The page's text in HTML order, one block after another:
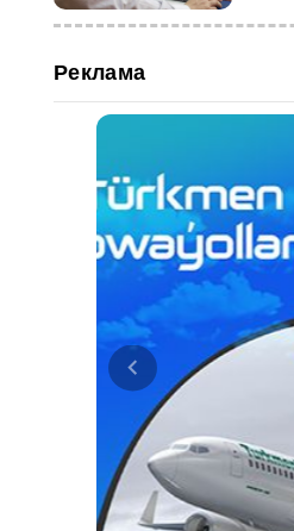
Реклама